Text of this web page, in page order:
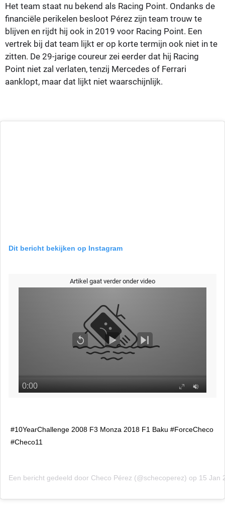
Het team staat nu bekend als Racing Point. Ondanks de
financiële perikelen besloot Pérez zijn team trouw te
blijven en rijdt hij ook in 2019 voor Racing Point. Een
vertrek bij dat team lijkt er op korte termijn ook niet in te
zitten. De 29-jarige coureur zei eerder dat hij Racing
Point niet zal verlaten, tenzij Mercedes of Ferrari
aanklopt, maar dat lijkt niet waarschijnlijk.
Dit bericht bekijken op Instagram
Artikel gaat verder onder video
#10YearChallenge 2008 F3 Monza 2018 F1 Baku #ForceCheco
#Checo11
Een bericht gedeeld door Checo Pérez (@schecoperez) op 15 Jan